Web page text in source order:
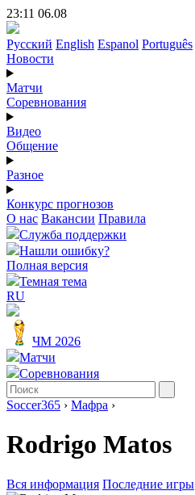
23:11 06.08
Русский English Espanol Português
Новости
Матчи
Соревнования
Видео
Общение
Разное
Конкурс прогнозов
О нас Вакансии Правила
Служба поддержки
Нашли ошибку?
Полная версия
Темная тема
RU
ЧМ 2026
Матчи
Соревнования
Soccer365 › Мафра ›
Rodrigo Matos
Вся информация Последние игры